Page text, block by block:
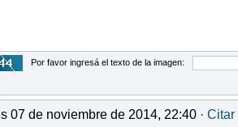
Por favor ingresá el texto de la imagen:
07 de noviembre de 2014, 22:40 · Citar